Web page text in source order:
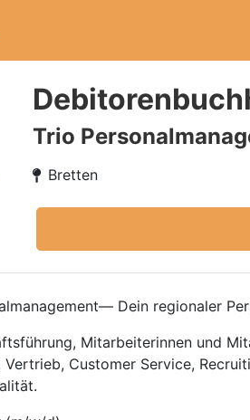
Trio
Bretten
Dein regionaler
Mitarbeiterinnen und
Customer Service,